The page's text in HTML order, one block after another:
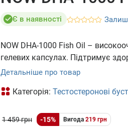
Є в наявності
NOW DHA-1000 Fish Oil –
гелевих капсулах. Підтримує
Детальніше про товар
Категорія: Тестостеронові
1 459 грн -15% Вигода 219 грн